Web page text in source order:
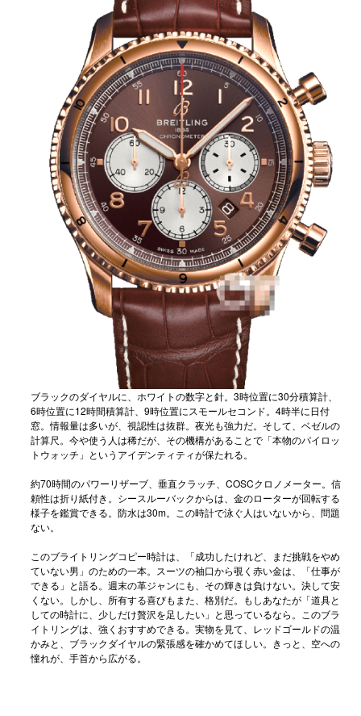
ブラックのダイヤルに、ホワイトの数字と針。3時位置に30分積算計、
6時位置に12時間積算計、9時位置にスモールセコンド。4時半に日付
窓。情報量は多いが、視認性は抜群。夜光も強力だ。そして、ベゼルの
計算尺。今や使う人は稀だが、その機構があることで「本物のパイロッ
トウォッチ」というアイデンティティが保たれる。
約70時間のパワーリザーブ、垂直クラッチ、COSCクロノメーター。信
頼性は折り紙付き。シースルーバックからは、金のローターが回転する
様子を鑑賞できる。防水は30m。この時計で泳ぐ人はいないから、問題
ない。
このブライトリングコピー時計は、「成功したけれど、まだ挑戦をやめ
ていない男」のための一本。スーツの袖口から覗く赤い金は、「仕事が
できる」と語る。週末の革ジャンにも、その輝きは負けない。決して安
くない。しかし、所有する喜びもまた、格別だ。もしあなたが「道具と
しての時計に、少しだけ贅沢を足したい」と思っているなら。このブラ
イトリングは、強くおすすめできる。実物を見て、レッドゴールドの温
かみと、ブラックダイヤルの緊張感を確かめてほしい。きっと、空への
憧れが、手首から広がる。